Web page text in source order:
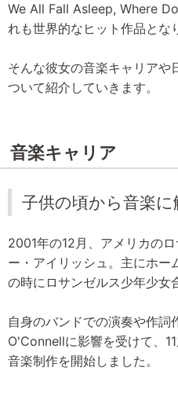
We All Fall Asleep, Where
れも世界的なヒット作品とな
そんな彼女の音楽キャリアや
ついて紹介していきます。
音楽キャリア
子供の頃から音楽に
2001年の12月、アメリカの
ー・アイリッシュ。主にホ
の時にロサンゼルス少年少女
自身のバンドでの演奏や作
O'Connellに影響を受けて、
音楽制作を開始しました。